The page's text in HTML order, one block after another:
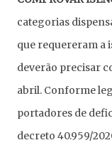
categorias
que requereram a
deverão precisar
abril. Conforme
portadores de
decreto 40.959/